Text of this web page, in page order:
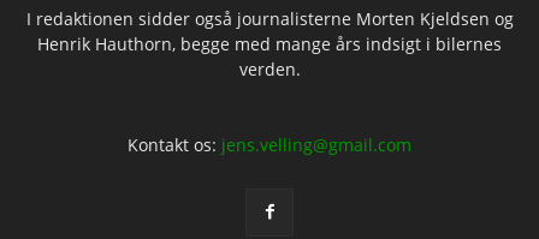
I redaktionen sidder også journalisterne Morten Kjeldsen og
Henrik Hauthorn, begge med mange års indsigt i bilernes
verden.
Kontakt os: jens.velling@gmail.com